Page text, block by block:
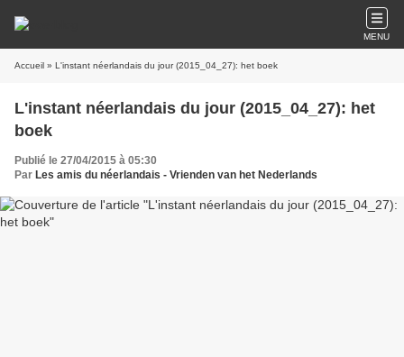
MENU
Accueil » L'instant néerlandais du jour (2015_04_27): het boek
L'instant néerlandais du jour (2015_04_27): het
boek
Publié le 27/04/2015 à 05:30
Par Les amis du néerlandais - Vrienden van het Nederlands